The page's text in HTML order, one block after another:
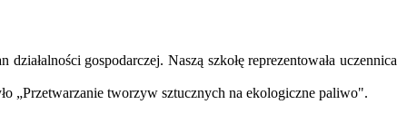
gospodarczej. Naszą szkołę reprezentowała uczennica
„Przetwarzanie tworzyw sztucznych na ekologiczne paliwo".